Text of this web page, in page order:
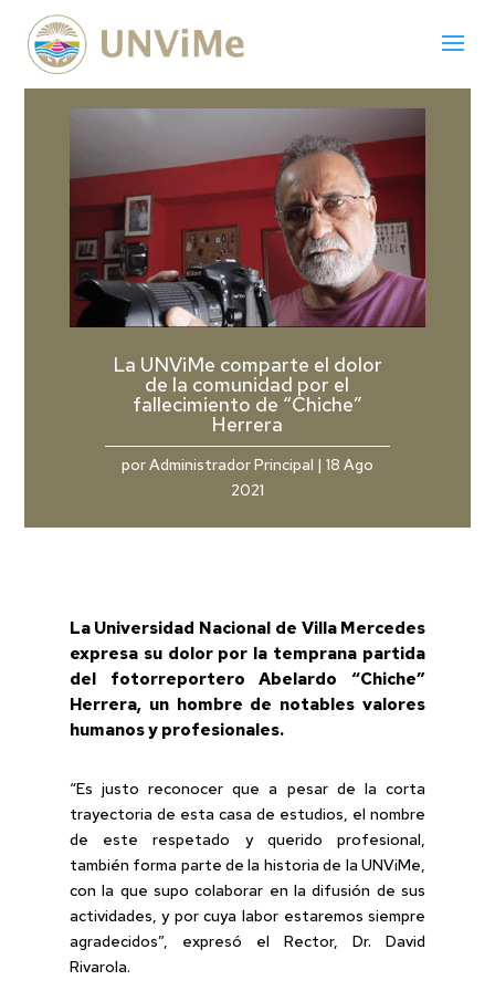
La UNViMe comparte el dolor
de la comunidad por el
fallecimiento de “Chiche”
Herrera
porAdministrador Principal | 18 Ago
2021
La Universidad Nacional de Villa Mercedes
expresa su dolor por la temprana partida
del fotorreportero Abelardo “Chiche”
Herrera, un hombre de notables valores
humanos y profesionales.
“Es justo reconocer que a pesar de la corta
trayectoria de esta casa de estudios, el nombre
de este respetado y querido profesional,
también forma parte de la historia de la UNViMe,
con la que supo colaborar en la difusión de sus
actividades, y por cuya labor estaremos siempre
agradecidos”, expresó el Rector, Dr. David
Rivarola.